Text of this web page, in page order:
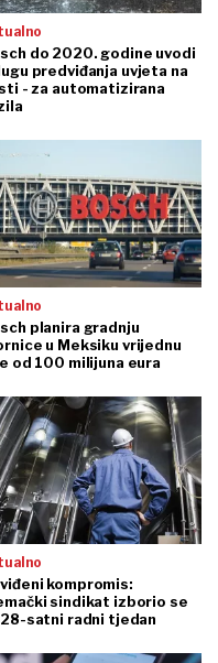
do 2020. godine uvodi
predviđanja uvjeta na
- za automatizirana
planira gradnju
u Meksiku vrijednu
od 100 milijuna eura
kompromis:
sindikat izborio se
satni radni tjedan